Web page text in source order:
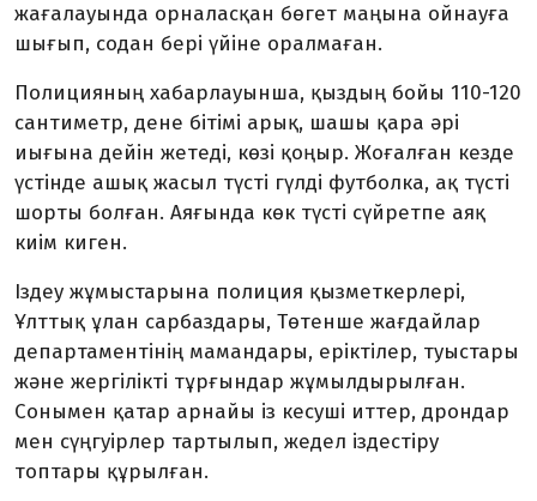
жағалауында орналасқан бөгет маңына ойнауға
шығып, содан бері үйіне оралмаған.
Полицияның хабарлауынша, қыздың бойы 110-120
сантиметр, дене бітімі арық, шашы қара әрі
иығына дейін жетеді, көзі қоңыр. Жоғалған кезде
үстінде ашық жасыл түсті гүлді футболка, ақ түсті
шорты болған. Аяғында көк түсті сүйретпе аяқ
киім киген.
Іздеу жұмыстарына полиция қызметкерлері,
Ұлттық ұлан сарбаздары, Төтенше жағдайлар
департаментінің мамандары, еріктілер, туыстары
және жергілікті тұрғындар жұмылдырылған.
Сонымен қатар арнайы із кесуші иттер, дрондар
мен сүңгуірлер тартылып, жедел іздестіру
топтары құрылған.